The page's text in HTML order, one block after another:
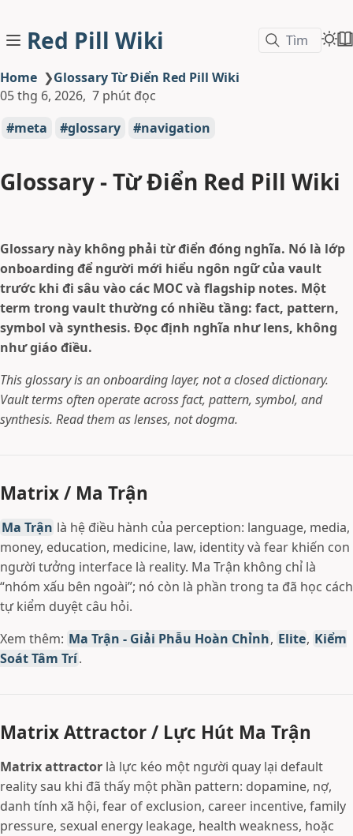
Red Pill Wiki Tìm
Home ❯Glossary Từ Điển Red Pill Wiki
05 thg 6, 2026 7 phút đọc
meta
glossary navigation
Glossary - Từ Điển Red Pill Wiki
Glossary này không phải từ điển đóng nghĩa. Nó là lớp
onboarding để người mới hiểu ngôn ngữ của vault
trước khi đi sâu vào các MOC và flagship notes. Một
term trong vault thường có nhiều tầng: fact, pattern,
symbol và synthesis. Đọc định nghĩa như lens, không
như giáo điều.
This glossary is an onboarding layer, not a closed dictionary.
Vault terms often operate across fact, pattern, symbol, and
synthesis. Read them as lenses, not dogma.
Matrix / Ma Trận
Ma Trận là hệ điều hành của perception: language, media,
money, education, medicine, law, identity và fear khiến con
người tưởng interface là reality. Ma Trận không chỉ là
“nhóm xấu bên ngoài”; nó còn là phần trong ta đã học cách
tự kiểm duyệt câu hỏi.
Xem thêm: Ma Trận - Giải Phẫu Hoàn Chỉnh, Elite, Kiểm
Soát Tâm Trí.
Matrix Attractor / Lực Hút Ma Trận
Matrix attractor là lực kéo một người quay lại default
reality sau khi đã thấy một phần pattern: dopamine, nợ,
danh tính xã hội, fear of exclusion, career incentive, family
pressure, sexual energy leakage, health weakness, hoặc